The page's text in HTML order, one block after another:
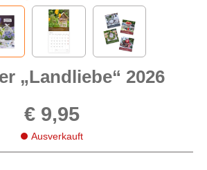
„Landliebe“ 2026
€ 9,95
Ausverkauft